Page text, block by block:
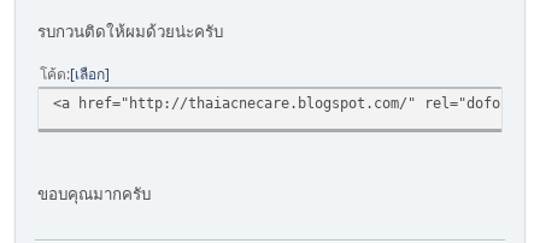
รบกวนติดให้ผมด้วยน่ะครับ
โค้ด เลือก
<a href="http://thaiacnecare.blogspot.com/" rel="dofollow"
ขอบคุณมากครับ